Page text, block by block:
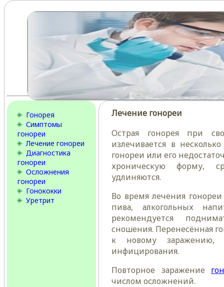
Гонорея
Симптомы
гонореи
Лечение гонореи
Диагностика
гонореи
Осложнения
гонореи
Гонококки
Уретрит
Лечение гонореи
Острая гонорея при
излечивается в
гонореи или его
хроническую форму,
удлиняются.
Во время лечения
пива, алкогольных
рекомендуется
сношения. Перенесённая
к новому заражению,
инфицирования.
Повторное заражение
числом осложнений.